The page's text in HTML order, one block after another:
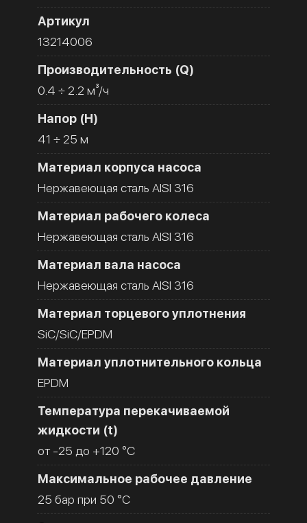
Артикул
13214006
Производительность (Q)
0.4 ÷ 2.2 м³/ч
Напор (H)
41 ÷ 25 м
Материал корпуса насоса
Нержавеющая сталь AISI 316
Материал рабочего колеса
Нержавеющая сталь AISI 316
Материал вала насоса
Нержавеющая сталь AISI 316
Материал торцевого уплотнения
SiC/SiC/EPDM
Материал уплотнительного кольца
EPDM
Температура перекачиваемой
жидкости (t)
от -25 до +120 °C
Максимальное рабочее давление
25 бар при 50 °C